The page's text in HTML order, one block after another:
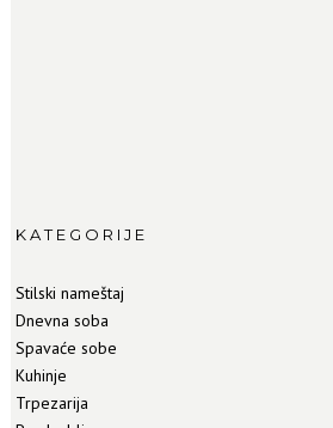
KATEGORIJE
Stilski nameštaj
Dnevna soba
Spavaće sobe
Kuhinje
Trpezarija